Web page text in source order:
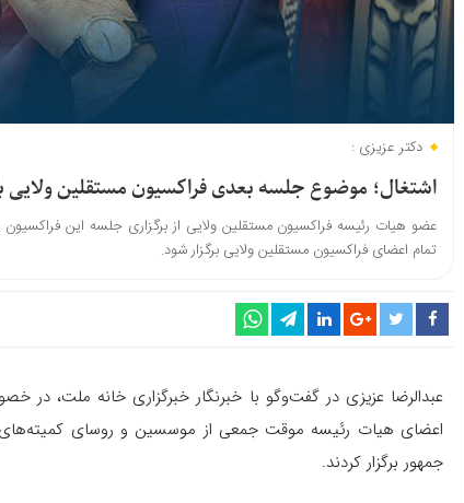
دکتر عزیزی :
اشتغال؛ موضوع جلسه بعدی فراکسیون مستقلین ولایی
عضو هیات رئیسه فراکسیون مستقلین ولایی از برگزاری جلسه این
تمام اعضای فراکسیون مستقلین ولایی برگزار شود.
عبدالرضا عزیزی در گفت‌وگو با خبرنگار خبرگزاری خانه ملت،
اعضای هیات رئیسه موقت جمعی از موسسین و روسای
جمهور برگزار کردند.